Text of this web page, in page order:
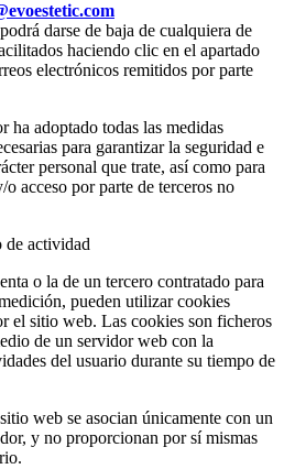
darse de baja de cualquiera de
haciendo clic en el apartado
electrónicos remitidos por parte
ha adoptado todas las medidas
para garantizar la seguridad e
personal que trate, así como para
acceso por parte de terceros no
de actividad
o la de un tercero contratado para
pueden utilizar cookies
el sitio web. Las cookies son ficheros
de un servidor web con la
del usuario durante su tiempo de
web se asocian únicamente con un
y no proporcionan por sí mismas